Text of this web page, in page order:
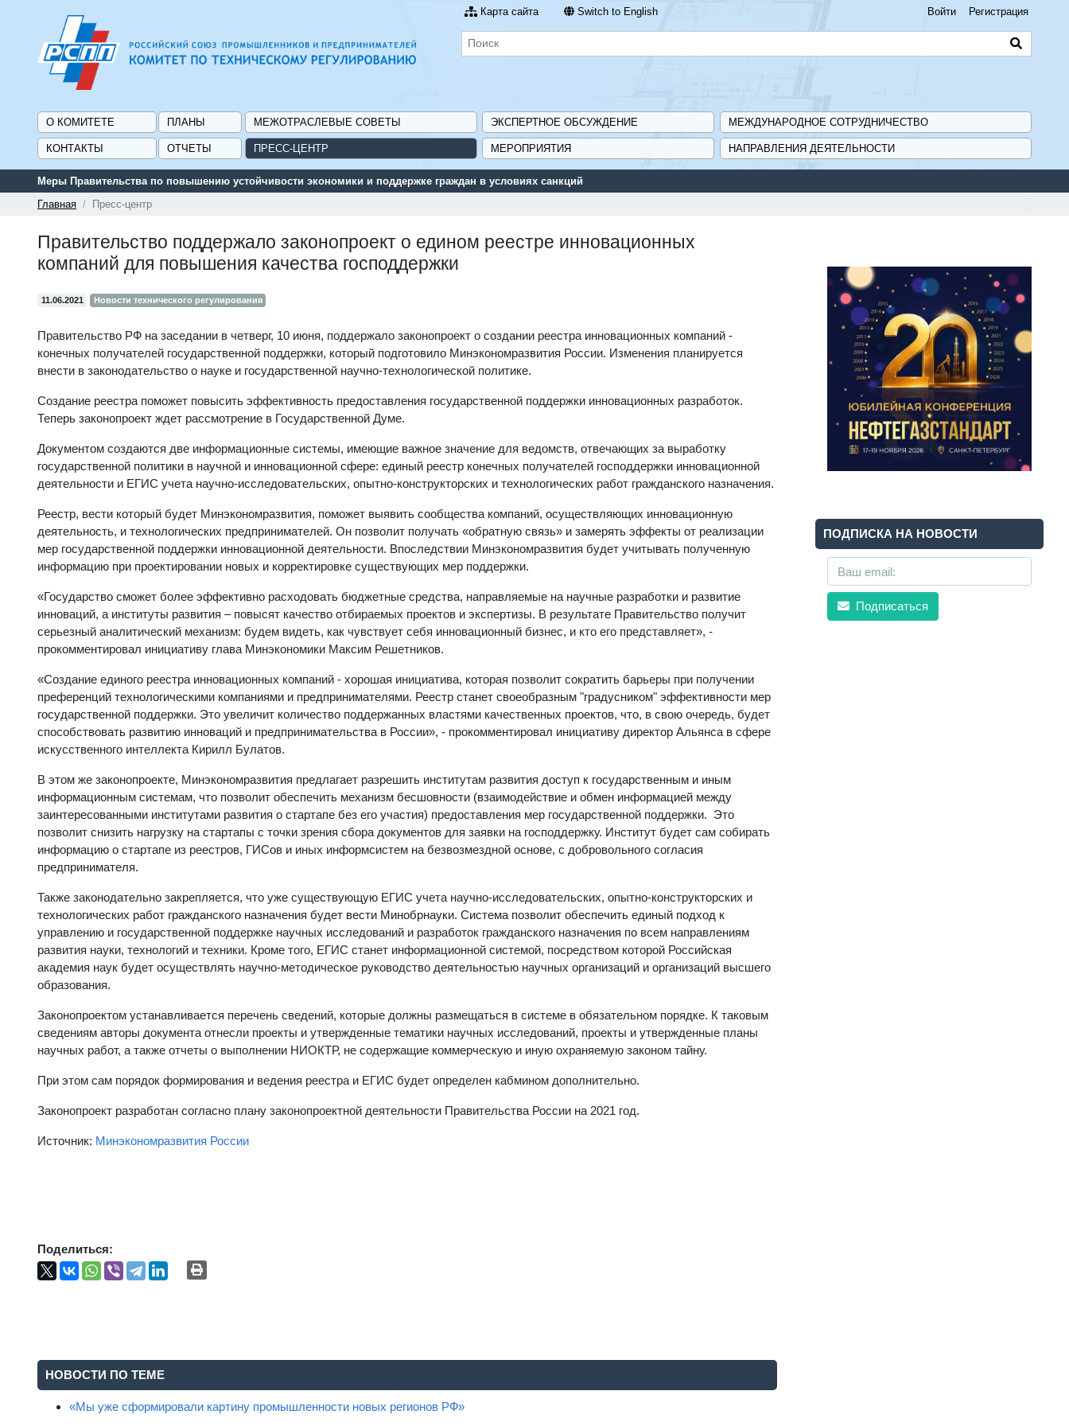
Карта сайта Switch to English Войти Регистрация
О КОМИТЕТЕ ПЛАНЫ МЕЖОТРАСЛЕВЫЕ СОВЕТЫ ЭКСПЕРТНОЕ ОБСУЖДЕНИЕ МЕЖДУНАРОДНОЕ СОТРУДНИЧЕСТВО
КОНТАКТЫ ОТЧЕТЫ ПРЕСС-ЦЕНТР МЕРОПРИЯТИЯ НАПРАВЛЕНИЯ ДЕЯТЕЛЬНОСТИ
Меры Правительства по повышению устойчивости экономики и поддержке граждан в условиях санкций
Главная
Пресс-центр
Правительство поддержало законопроект о едином реестре инновационных
компаний для повышения качества господдержки
11.06.2021 Новости технического регулирования
Правительство РФ на заседании в четверг, 10 июня, поддержало законопроект о создании реестра инновационных компаний -
конечных получателей государственной поддержки, который подготовило Минэкономразвития России. Изменения планируется
внести в законодательство о науке и государственной научно-технологической политике.
Создание реестра поможет повысить эффективность предоставления государственной поддержки инновационных разработок.
Теперь законопроект ждет рассмотрение в Государственной Думе.
Документом создаются две информационные системы, имеющие важное значение для ведомств, отвечающих за выработку
государственной политики в научной и инновационной сфере: единый реестр конечных получателей господдержки инновационной
деятельности и ЕГИС учета научно-исследовательских, опытно-конструкторских и технологических работ гражданского назначения.
Реестр, вести который будет Минэкономразвития, поможет выявить сообщества компаний, осуществляющих инновационную
деятельность, и технологических предпринимателей. Он позволит получать «обратную связь» и замерять эффекты от реализации
мер государственной поддержки инновационной деятельности. Впоследствии Минэкономразвития будет учитывать полученную
информацию при проектировании новых и корректировке существующих мер поддержки.
«Государство сможет более эффективно расходовать бюджетные средства, направляемые на научные разработки и развитие
инноваций, а институты развития – повысят качество отбираемых проектов и экспертизы. В результате Правительство получит
серьезный аналитический механизм: будем видеть, как чувствует себя инновационный бизнес, и кто его представляет», -
прокомментировал инициативу глава Минэкономики Максим Решетников.
«Создание единого реестра инновационных компаний - хорошая инициатива, которая позволит сократить барьеры при получении
преференций технологическими компаниями и предпринимателями. Реестр станет своеобразным "градусником" эффективности мер
государственной поддержки. Это увеличит количество поддержанных властями качественных проектов, что, в свою очередь, будет
способствовать развитию инноваций и предпринимательства в России», - прокомментировал инициативу директор Альянса в сфере
искусственного интеллекта Кирилл Булатов.
В этом же законопроекте, Минэкономразвития предлагает разрешить институтам развития доступ к государственным и иным
информационным системам, что позволит обеспечить механизм бесшовности (взаимодействие и обмен информацией между
заинтересованными институтами развития о стартапе без его участия) предоставления мер государственной поддержки. Это
позволит снизить нагрузку на стартапы с точки зрения сбора документов для заявки на господдержку. Институт будет сам собирать
информацию о стартапе из реестров, ГИСов и иных информсистем на безвозмездной основе, с добровольного согласия
предпринимателя.
Также законодательно закрепляется, что уже существующую ЕГИС учета научно-исследовательских, опытно-конструкторских и
технологических работ гражданского назначения будет вести Минобрнауки. Система позволит обеспечить единый подход к
управлению и государственной поддержке научных исследований и разработок гражданского назначения по всем направлениям
развития науки, технологий и техники. Кроме того, ЕГИС станет информационной системой, посредством которой Российская
академия наук будет осуществлять научно-методическое руководство деятельностью научных организаций и организаций высшего
образования.
Законопроектом устанавливается перечень сведений, которые должны размещаться в системе в обязательном порядке. К таковым
сведениям авторы документа отнесли проекты и утвержденные тематики научных исследований, проекты и утвержденные планы
научных работ, а также отчеты о выполнении НИОКТР, не содержащие коммерческую и иную охраняемую законом тайну.
При этом сам порядок формирования и ведения реестра и ЕГИС будет определен кабмином дополнительно.
Законопроект разработан согласно плану законопроектной деятельности Правительства России на 2021 год.
Источник: Минэкономразвития России
Поделиться:
НОВОСТИ ПО ТЕМЕ
«Мы уже сформировали картину промышленности новых регионов РФ»
ПОДПИСКА НА НОВОСТИ
Подписаться